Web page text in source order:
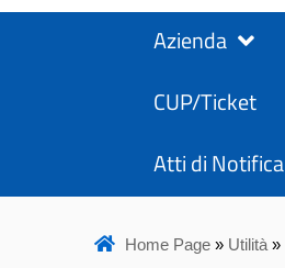
Azienda
CUP/Ticket
Atti di Notifica
Home Page» Utilità»